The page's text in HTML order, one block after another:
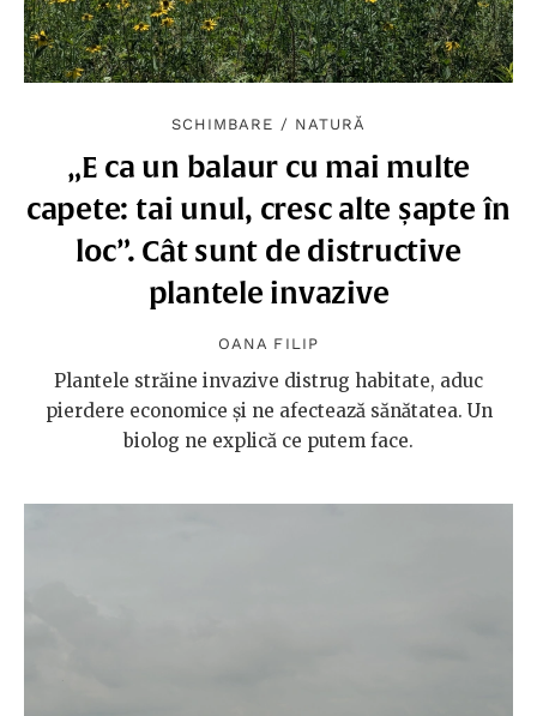
SCHIMBARE / NATURĂ
„E ca un balaur cu mai multe
capete: tai unul, cresc alte șapte în
loc”. Cât sunt de distructive
plantele invazive
OANA FILIP
Plantele străine invazive distrug habitate, aduc
pierdere economice și ne afectează sănătatea. Un
biolog ne explică ce putem face.